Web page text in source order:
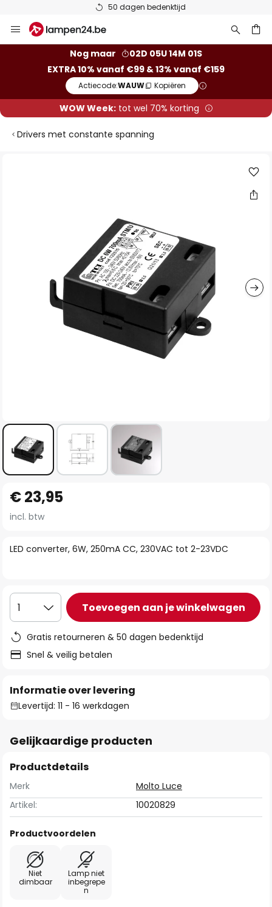
50 dagen bedenktijd
naar
Nog maar
02D 05U 14M 01S
EXTRA 10% vanaf €99 & 13% vanaf €159
Actiecode:WAUW Kopiëren
WOW Week:tot wel 70% korting
Drivers met constante spanning
naar
het
van
gallerij
LED converter, 6W, 250mA CC, 230VAC tot 2-23VDC
€ 23,95
incl. btw
1 Toevoegen aan je winkelwagen
Gratis retourneren & 50 dagen bedenktijd
Snel & veilig betalen
Informatie over levering
Levertijd: 11 - 16 werkdagen
Gelijkaardige producten
Productdetails
Merk
Molto Luce
Artikel:
10020829
Productvoordelen
Niet
dimbaar
Lamp niet
inbegrepe
n